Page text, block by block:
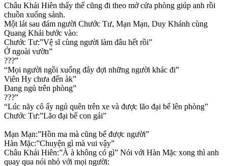
Châu Khải Hiên thấy thế cũng đi theo mở cửa phòng giúp anh rồi
chuồn xuống sảnh.
Một lát sau đám người Chước Tư, Mạn Mạn, Duy Khánh cùng
Quang Khải bước vào:
Chước Tư:”Vệ sĩ cùng người làm đâu hết rồi”
Ở ngoài vườn”
???”
“Mọi người ngồi xuống đây đợi những người khác đi”
Viên Hy chưa đến àk”
Đang ngủ trên phòng”
???”
“Lúc nãy cô ấy ngủ quên trên xe và được lão đại bế lên phòng”
Chước Tư:”Lão đại bế con gái”
Mạn Mạn:”Hồn ma mà cũng bế được người”
Hàn Mặc:”Chuyện gì mà vui vậy”
Châu Khải Hiên:”À à không có gì” Nói với Hàn Mặc xong thì anh
quay qua nói nhỏ với mọi người: